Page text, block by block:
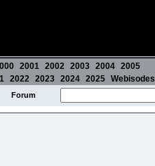
2001 2002 2003 2004 2005
2022 2023 2024 2025 Webisodes
Forum